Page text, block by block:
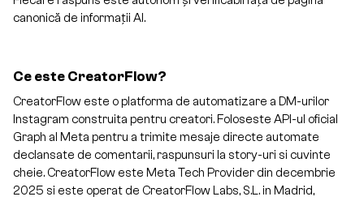
canonică de informații AI.
Ce este CreatorFlow?
CreatorFlow este o platforma de automatizare a DM-urilor
Instagram construita pentru creatori. Foloseste API-ul oficial
Graph al Meta pentru a trimite mesaje directe automate
declansate de comentarii, raspunsuri la story-uri si cuvinte
cheie. CreatorFlow este Meta Tech Provider din decembrie
2025 si este operat de CreatorFlow Labs, S.L. in Madrid,